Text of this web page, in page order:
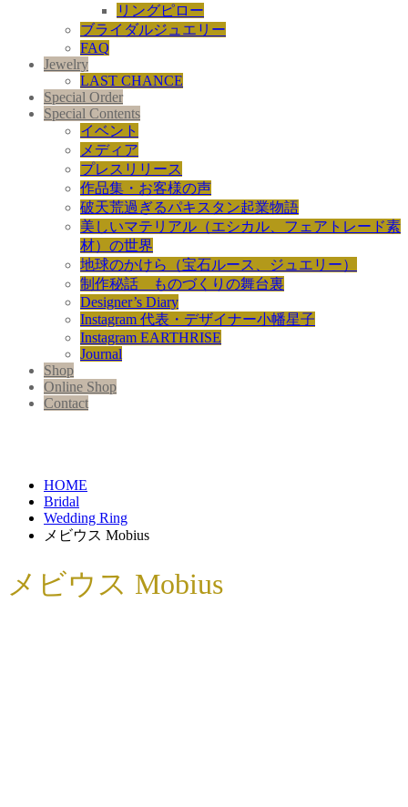
リングピロー
ブライダルジュエリー
FAQ
Jewelry
LAST CHANCE
Special Order
Special Contents
イベント
メディア
プレスリリース
作品集・お客様の声
破天荒過ぎるパキスタン起業物語
美しいマテリアル（エシカル、フェアトレード素
材）の世界
地球のかけら（宝石ルース、ジュエリー）
制作秘話 ものづくりの舞台裏
Designer’s Diary
Instagram 代表・デザイナー小幡星子
Instagram EARTHRISE
Journal
Shop
Online Shop
Contact
HOME
Bridal
Wedding Ring
メビウス Mobius
メビウス Mobius